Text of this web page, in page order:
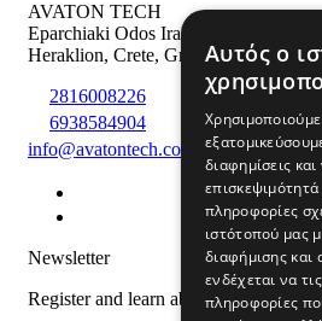
AVATON TECH
Eparchiaki Odos Irakliou Agiou Silla
Heraklion, Crete, Greece
2816008226
6938584904
info@avatontech.com
Newsletter
Register and learn about products and
Αυτός ο
διαφημίσεις
πληροφορίες
ιστότοπού μας
διαφήμισης και
ενδέχεται να
πληροφορίες